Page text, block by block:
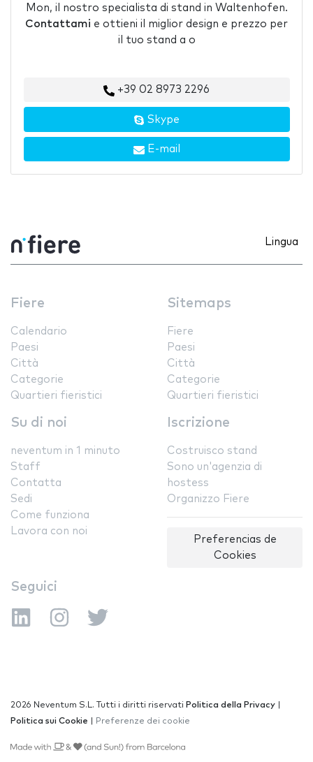
Mon, il nostro specialista di stand in Waltenhofen.
Contattami e ottieni il miglior design e prezzo per
il tuo stand a o
+39 02 8973 2296
Skype
E-mail
Lingua
Fiere
Calendario
Paesi
Città
Categorie
Quartieri fieristici
Sitemaps
Fiere
Paesi
Città
Categorie
Quartieri fieristici
Su di noi
neventum in 1 minuto
Staff
Contatta
Sedi
Come funziona
Lavora con noi
Iscrizione
Costruisco stand
Sono un'agenzia di
hostess
Organizzo Fiere
Preferencias de
Cookies
Seguici
2026 Neventum S.L. Tutti i diritti riservati Politica della Privacy
Politica sui Cookie
Preferenze dei cookie